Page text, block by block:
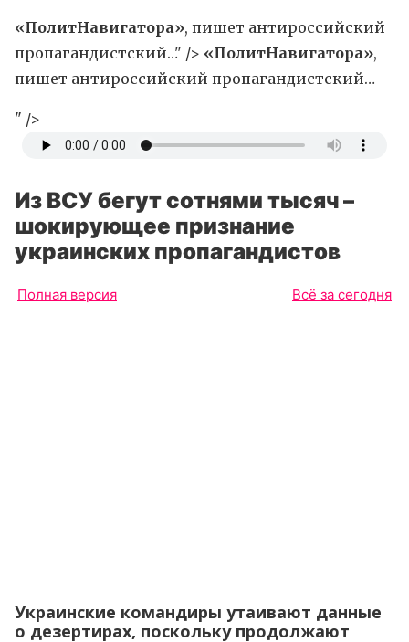
«ПолитНавигатора», пишет антироссийский
пропагандистский…" /> «ПолитНавигатора»,
пишет антироссийский пропагандистский…
" />
Из ВСУ бегут сотнями тысяч –
шокирующее признание
украинских пропагандистов
Полная версия Всё за сегодня
Украинские командиры утаивают данные
о дезертирах, поскольку продолжают